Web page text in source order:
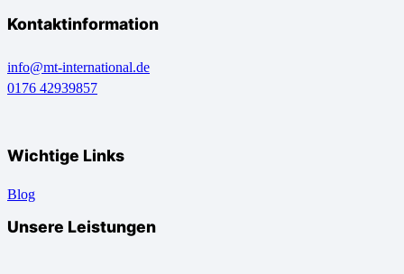
Kontaktinformation
info@mt-international.de
0176 42939857
Wichtige Links
Blog
Unsere Leistungen